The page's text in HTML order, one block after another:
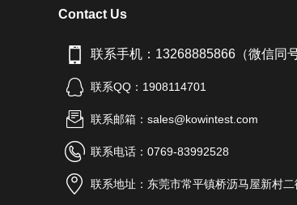
Contact Us
联系手机：13268885866（微信同号
联系QQ：1908114701
联系邮箱：sales@kowintest.com
联系电话：0769-83992528
联系地址：东莞市常平镇桥沥马屋新村